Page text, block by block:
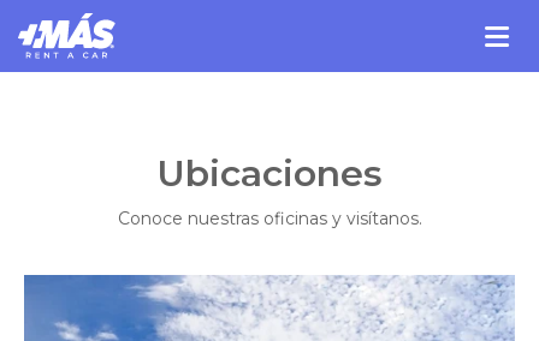
Ubicaciones
Conoce nuestras oficinas y visítanos.